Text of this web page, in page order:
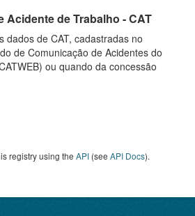
Acidente de Trabalho - CAT
dados de CAT, cadastradas no
de Comunicação de Acidentes do
ou quando da concessão
registry using the API (see API Docs).